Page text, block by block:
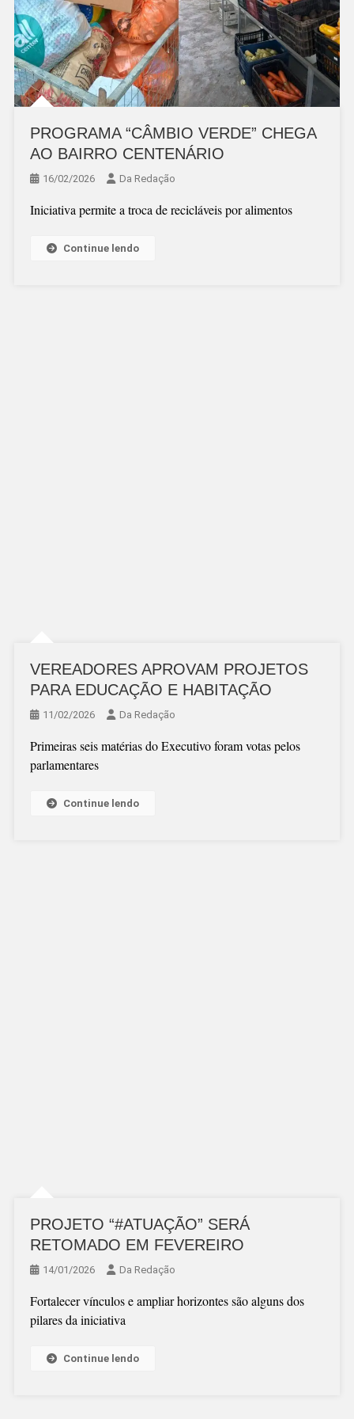
PROGRAMA “CÂMBIO VERDE” CHEGA
AO BAIRRO CENTENÁRIO
16/02/2026 Da Redação
Iniciativa permite a troca de recicláveis por alimentos
Continue lendo
VEREADORES APROVAM PROJETOS
PARA EDUCAÇÃO E HABITAÇÃO
11/02/2026 Da Redação
Primeiras seis matérias do Executivo foram votas pelos
parlamentares
Continue lendo
PROJETO “#ATUAÇÃO” SERÁ
RETOMADO EM FEVEREIRO
14/01/2026 Da Redação
Fortalecer vínculos e ampliar horizontes são alguns dos
pilares da iniciativa
Continue lendo